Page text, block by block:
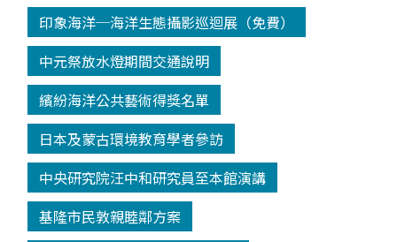
印象海洋─海洋生態攝影巡迴展（免費）
中元祭放水燈期間交通說明
繽紛海洋公共藝術得獎名單
日本及蒙古環境教育學者參訪
中央研究院汪中和研究員至本館演講
基隆市民敦親睦鄰方案